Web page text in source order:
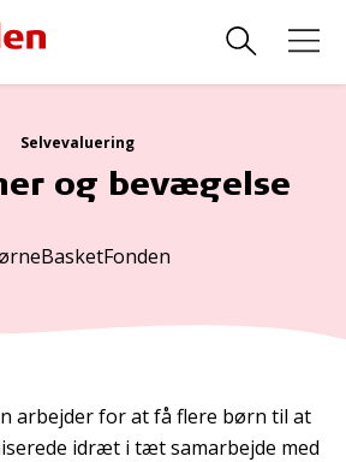
Selvevaluering
og bevægelse
arbejder for at få flere børn til at
idræt i tæt samarbejde med